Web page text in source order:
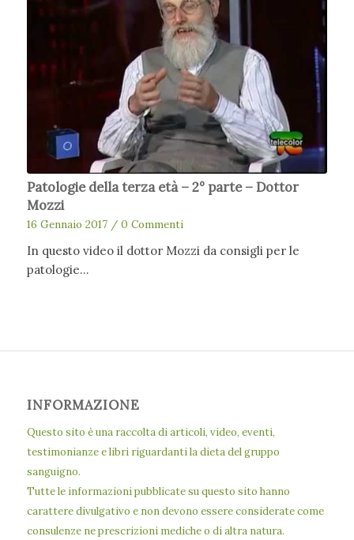
Patologie della terza età – 2° parte – Dottor
Mozzi
16 Gennaio 2017 / 0 Commenti
In questo video il dottor Mozzi da consigli per le
patologie…
INFORMAZIONE
Questo sito è una raccolta di articoli, video, eventi,
testimonianze e libri riguardanti la dieta del gruppo
sanguigno.
Tutte le informazioni pubblicate su questo sito hanno
carattere divulgativo e non devono essere considerate come
consulenze ne prescrizioni mediche o di altra natura.